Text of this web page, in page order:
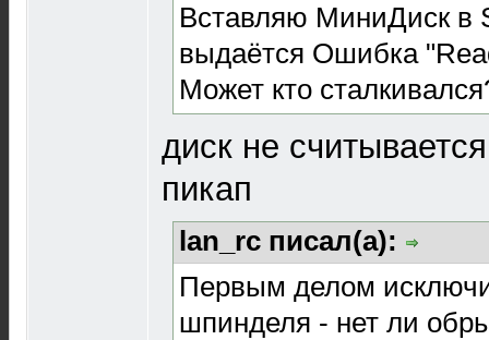
Вставляю МиниДиск в
выдаётся Ошибка
Может кто
диск не
пикап
lan_rc писал(а):
Первым делом
шпинделя - нет ли